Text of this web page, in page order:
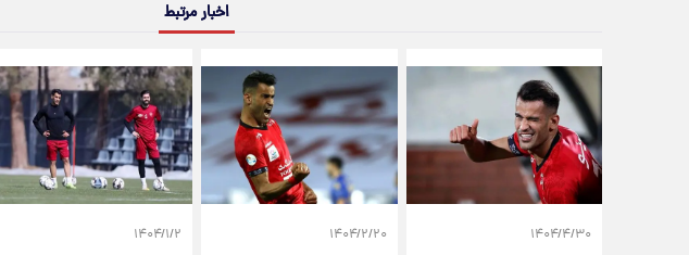
اخبار مرتبط
۱۴۰۴/۴/۳۰ ۱۴۰۴/۲/۲۰ ۱۴۰۴/۱/۲